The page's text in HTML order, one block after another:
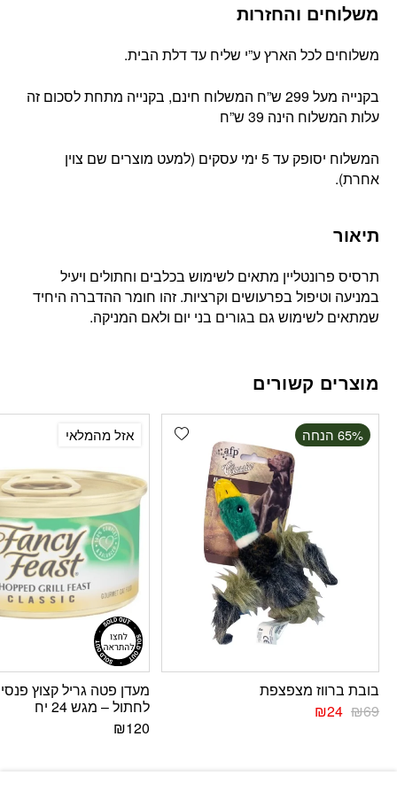
משלוחים והחזרות
משלוחים לכל הארץ ע”י שליח עד דלת הבית.
בקנייה מעל 299 ש”ח המשלוח חינם, בקנייה מתחת לסכום זה
עלות המשלוח הינה 39 ש”ח
המשלוח יסופק עד 5 ימי עסקים (למעט מוצרים שם צוין
אחרת).
תיאור
תרסיס פרונטליין מתאים לשימוש בכלבים וחתולים ויעיל
במניעה וטיפול בפרעושים וקרציות. זהו חומר ההדברה היחיד
שמתאים לשימוש גם בגורים בני יום ולאם המניקה.
מוצרים קשורים
Add wishlist ‫65% הנחה
בובת ברווז מצפצפת
₪69
₪24
אזל מהמלאי
מעדן פטה גריל קצוץ
לחתול – מגש 24 יח
₪120